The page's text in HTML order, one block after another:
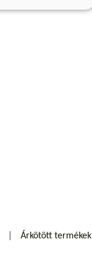
Árkötött termékek